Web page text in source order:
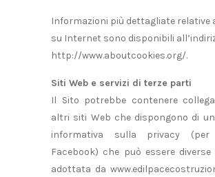
Informazioni più dettagliate relative
su Internet sono disponibili
http://www.aboutcookies.org/.
Siti Web e servizi di terze parti
Il Sito potrebbe contenere
altri siti Web che dispongono di
informativa sulla privacy (per
Facebook) che può essere diverse
adottata da